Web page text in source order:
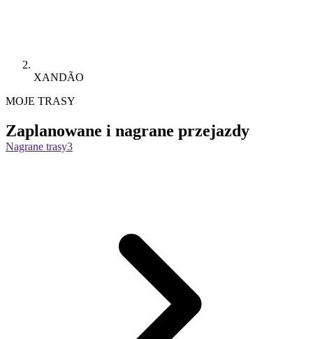
XANDÃO
MOJE TRASY
Zaplanowane i nagrane przejazdy
Nagrane trasy3